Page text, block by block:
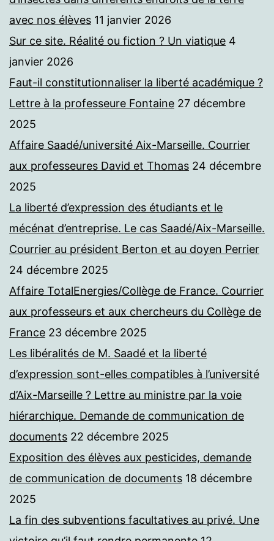
avec nos élèves 11 janvier 2026
Sur ce site. Réalité ou fiction ? Un viatique 4
janvier 2026
Faut-il constitutionnaliser la liberté académique ?
Lettre à la professeure Fontaine 27 décembre
2025
Affaire Saadé/université Aix-Marseille. Courrier
aux professeures David et Thomas 24 décembre
2025
La liberté d’expression des étudiants et le
mécénat d’entreprise. Le cas Saadé/Aix-Marseille.
Courrier au président Berton et au doyen Perrier
24 décembre 2025
Affaire TotalEnergies/Collège de France. Courrier
aux professeurs et aux chercheurs du Collège de
France 23 décembre 2025
Les libéralités de M. Saadé et la liberté
d’expression sont-elles compatibles à l’université
d’Aix-Marseille ? Lettre au ministre par la voie
hiérarchique. Demande de communication de
documents 22 décembre 2025
Exposition des élèves aux pesticides, demande
de communication de documents 18 décembre
2025
La fin des subventions facultatives au privé. Une